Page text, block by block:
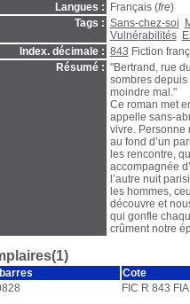
Langues :
Français (fre)
Tags : Sans-chez-soi
Vulnérabilités
Index. décimale : 843 Fiction
Résumé : "Bertrand, rue
sombres
moindre mal."
Ce roman met
appelle sans-
vivre. Personne
au fond d’un
les rencontre,
accompagnée
l’autre nuit
les hommes,
découvre et
qui gonfle
crûment notre
Cote
FIC R 843 FIA